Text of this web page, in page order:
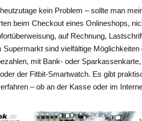
kein Problem – sollte man
beim Checkout eines Onlineshops,
auf Rechnung,
Supermarkt sind vielfältige
mit Bank- oder
der Fitbit-Smartwatch. Es gibt
– ob an der Kasse oder im